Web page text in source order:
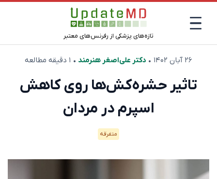
تازه‌های پزشکی از رفرنس‌های معتبر
۲۶ آبان ۱۴۰۲ • دکتر علی‌اصغر هنرمند • ۱ دقیقه مطالعه
تاثیر حشره‌کش‌ها روی کاهش
اسپرم در مردان
متفرقه